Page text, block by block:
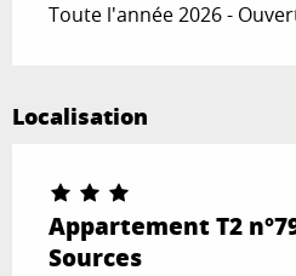
Toute l'année 2026 -
Localisation
Appartement T2
Sources